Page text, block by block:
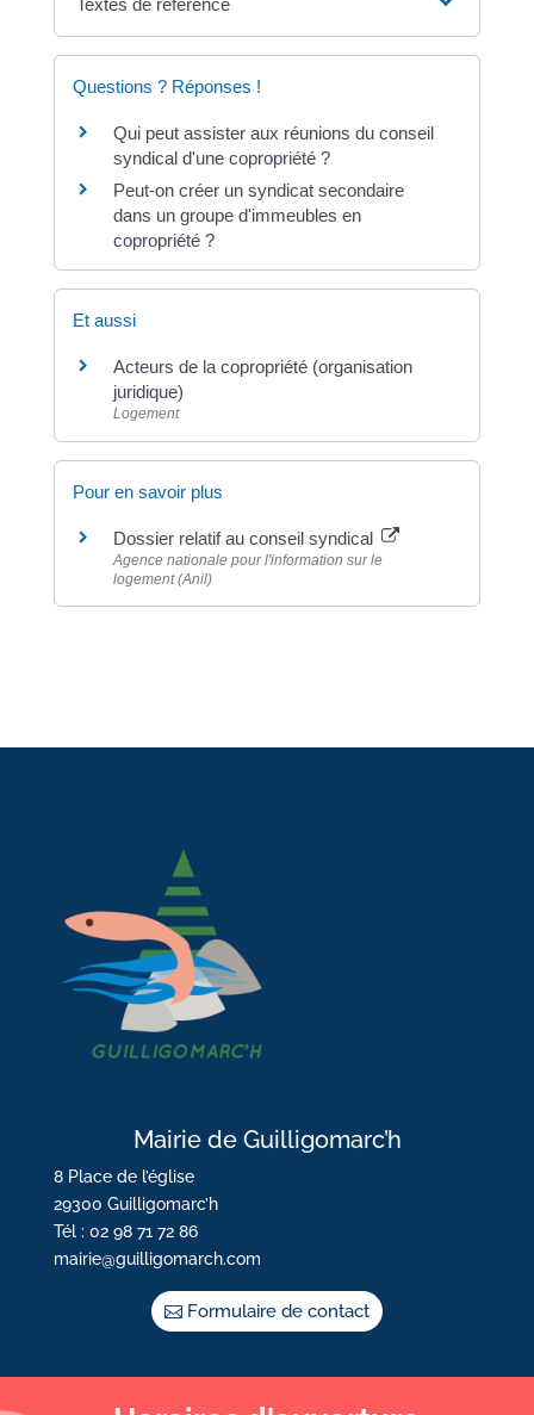
Textes de référence
Questions ? Réponses !
Qui peut assister aux réunions du conseil
syndical d'une copropriété ?
Peut-on créer un syndicat secondaire
dans un groupe d'immeubles en
copropriété ?
Et aussi
Acteurs de la copropriété (organisation
juridique)
Logement
Pour en savoir plus
Dossier relatif au conseil syndical
Agence nationale pour l'information sur le
logement (Anil)
Mairie de Guilligomarc’h
8 Place de l’église
29300 Guilligomarc’h
Tél : 02 98 71 72 86
mairie@guilligomarch.com
Formulaire de contact